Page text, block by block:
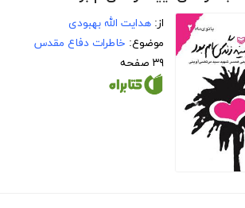
از: هدایت الله بهبودی
موضوع: خاطرات دفاع مقدس
۳۹ صفحه